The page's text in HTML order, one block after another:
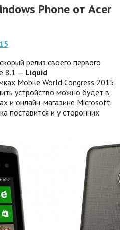
Phone от Acer
релиз своего первого
8.1 — Liquid
Mobile World Congress 2015.
устройство можно будет в
и онлайн-магазине Microsoft.
поставится и у сторонних